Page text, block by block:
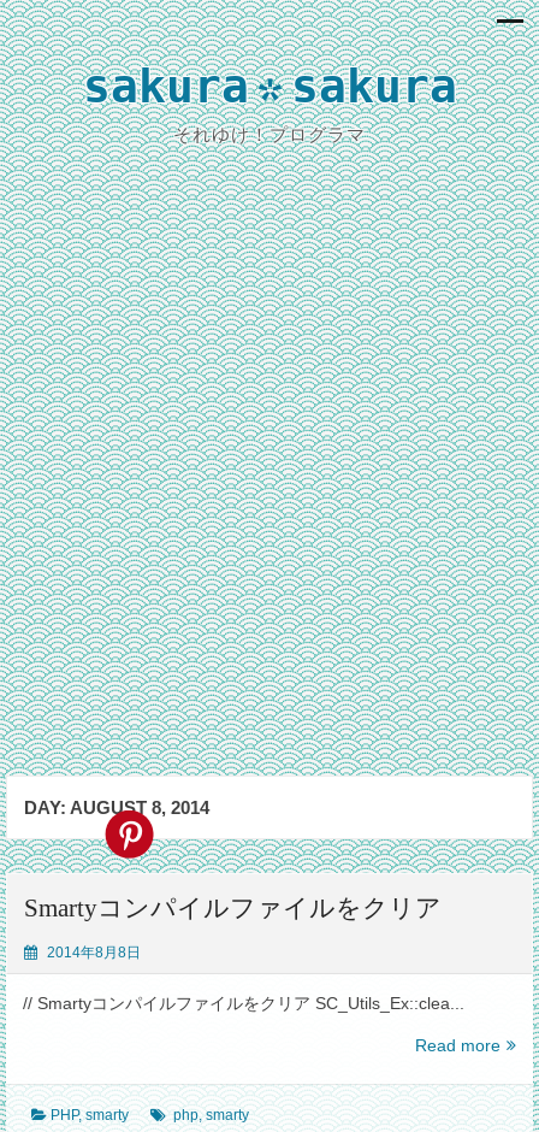
sakura*sakura
それゆけ！プログラマ
DAY: AUGUST 8, 2014
Smartyコンパイルファイルをクリア
2014年8月8日
// Smartyコンパイルファイルをクリア SC_Utils_Ex::clea...
Read more
ン
パ
PHP,smarty php,smarty